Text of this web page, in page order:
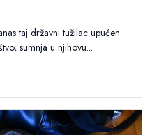
taj državni tužilac upućen
sumnja u njihovu...